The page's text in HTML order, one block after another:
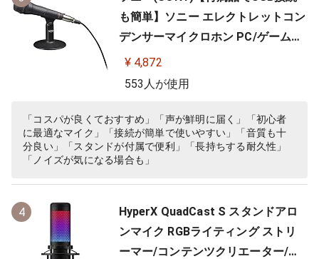
も簡単】ソニー エレクトレットコン
デンサーマイクロホン PC/ゲーム用
ECM-PCV80U
¥ 4,872
553人が使用
「コスパが良くておすすめ」「声が鮮明に届く」「初心者
に最適なマイク」「接続が簡単で使いやすい」「音質も十
分良い」「スタンドが付属で便利」「長持ちする耐久性」
「ノイズが気になる場合も」
4
HyperX QuadCast S スタンドアロ
ンマイク RGBライティング ストリ
ーマー/コンテンツクリエーター/ゲ